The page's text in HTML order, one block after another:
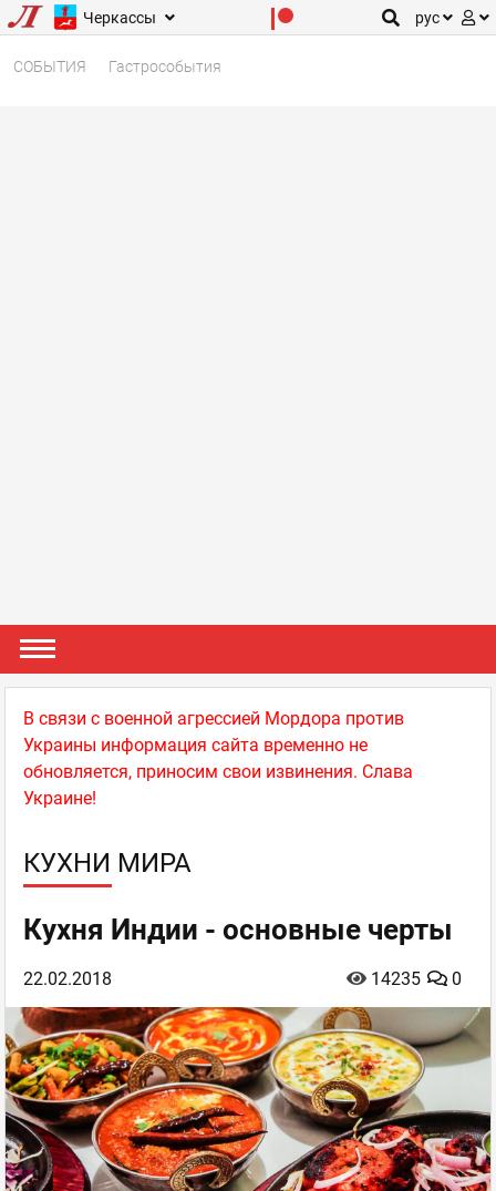
Черкассы рус
СОБЫТИЯ Гастрособытия
В связи с военной агрессией Мордора против
Украины информация сайта временно не
обновляется, приносим свои извинения. Слава
Украине!
КУХНИ МИРА
Кухня Индии - основные черты
22.02.2018 0
14235